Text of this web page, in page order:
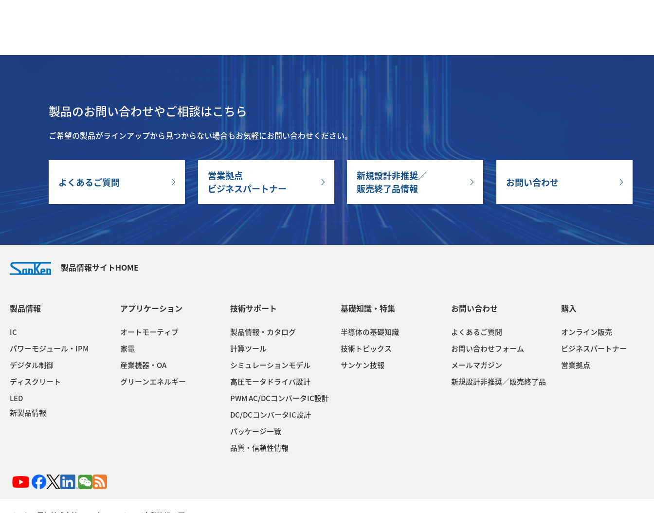
製品のお問い合わせやご相談はこちら
ご希望の製品がラインアップから見つからない場合もお気軽にお問い合わせください。
よくあるご質問
営業拠点
ビジネスパートナー
新規設計非推奨／
販売終了品情報
お問い合わせ
製品情報サイトHOME
製品情報
IC
パワーモジュール・IPM
デジタル制御
ディスクリート
LED
新製品情報
アプリケーション
オートモーティブ
家電
産業機器・OA
グリーンエネルギー
技術サポート
製品情報・カタログ
計算ツール
シミュレーションモデル
高圧モータドライバ設計
PWM AC/DCコンバータIC設計
DC/DCコンバータIC設計
パッケージ一覧
品質・信頼性情報
基礎知識・特集
半導体の基礎知識
技術トピックス
サンケン技報
お問い合わせ
よくあるご質問
お問い合わせフォーム
メールマガジン
新規設計非推奨／販売終了品
購入
オンライン販売
ビジネスパートナー
営業拠点